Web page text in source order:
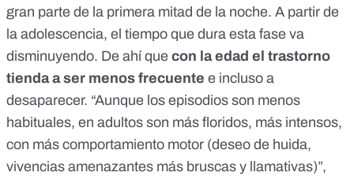
gran parte de la primera mitad de la noche. A partir de
la adolescencia, el tiempo que dura esta fase va
disminuyendo. De ahí que con la edad el trastorno
tienda a ser menos frecuente e incluso a
desaparecer. “Aunque los episodios son menos
habituales, en adultos son más floridos, más intensos,
con más comportamiento motor (deseo de huida,
vivencias amenazantes más bruscas y llamativas)”,